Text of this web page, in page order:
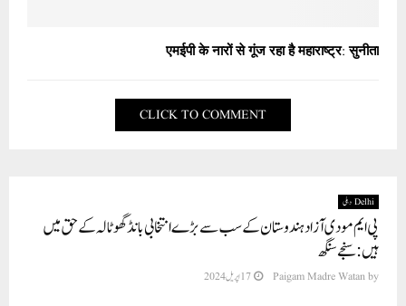
एमईपी के नारों से गूंज रहा है महाराष्ट्र: सुनीता
CLICK TO COMMENT
Delhi دہلی
پی ایم مودی آزاد ہندوستان کے سب سے بڑے انتخابی بانڈ گھوٹالہ کے حق میں
ہیں: سنجے سنگھ
by
Paigam Madre Watan 17 اپریل 2024